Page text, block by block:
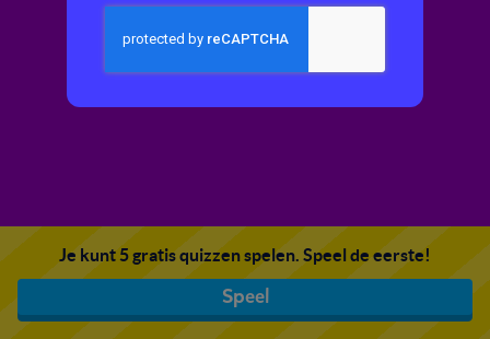
Je kunt 5 gratis quizzen spelen. Speel de eerste!
Speel